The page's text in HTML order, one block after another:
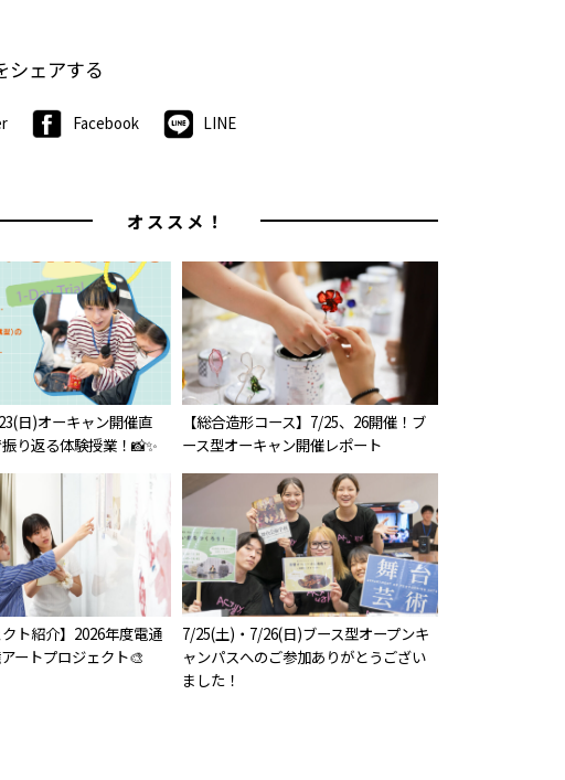
シェアする
Facebook LINE
オススメ！
日)オーキャン開催直
り返る体験授業！📸✨
【総合造形コース】7/25、26開催！ブ
ース型オーキャン開催レポート
クト紹介】2026年度電通
ートプロジェクト🎨
7/25(土)・7/26(日)ブース型オープンキ
ャンパスへのご参加ありがとうござい
ました！